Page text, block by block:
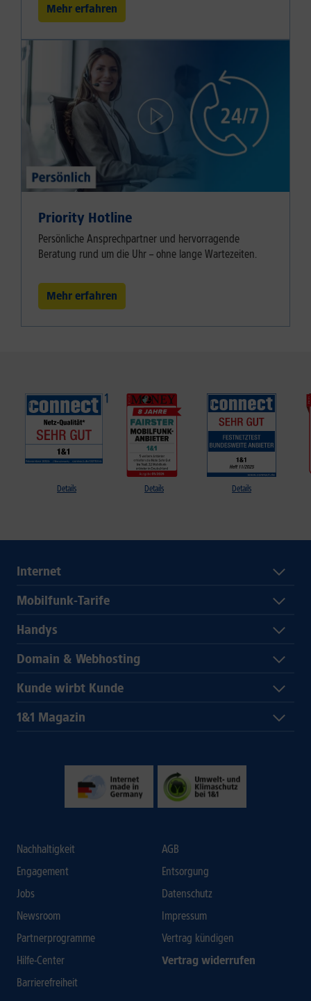
Mehr erfahren
Priority Hotline
Persönliche Ansprechpartner und hervorragende
Beratung rund um die Uhr – ohne lange Wartezeiten.
Mehr erfahren
Details Details Details
Internet
Mobilfunk-Tarife
Handys
Domain & Webhosting
Kunde wirbt Kunde
1&1 Magazin
Nachhaltigkeit
Engagement
Jobs
Newsroom
Partnerprogramme
Hilfe-Center
Barrierefreiheit
AGB
Entsorgung
Datenschutz
Impressum
Vertrag kündigen
Vertrag widerrufen